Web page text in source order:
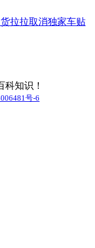
拉拉取消独家车贴
知识！
号-6